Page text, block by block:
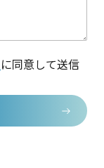
に同意して送信